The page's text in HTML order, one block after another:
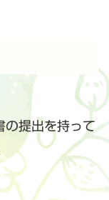
の提出を持って